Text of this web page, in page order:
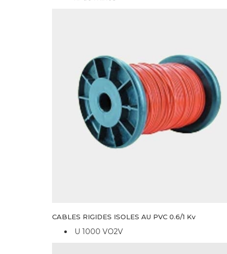
CABLES RIGIDES ISOLES AU PVC 0.6/1 Kv
U 1000 VO2V